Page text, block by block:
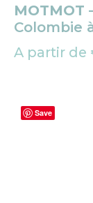
MOTMOT
Colombie
A partir de
Save